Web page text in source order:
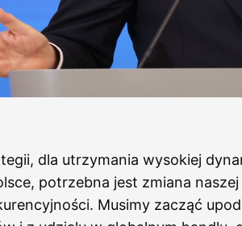
dla utrzymania wysokiej
potrzebna jest zmiana
Musimy zacząć